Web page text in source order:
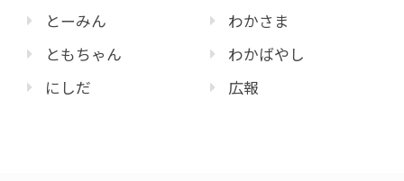
とーみん
ともちゃん
にしだ
わかさま
わかばやし
広報